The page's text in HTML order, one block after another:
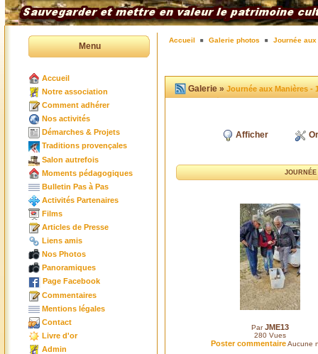
Menu
Accueil
Notre association
Comment adhérer
Nos activités
Démarches & Projets
Traditions provençales
Salon autrefois
Moments pédagogiques
Bulletin Pas à Pas
Activités Partenaires
Films
Articles de Presse
Liens amis
Nos Photos
Panoramiques
Page Facebook
Commentaires
Mentions légales
Contact
Livre d'or
Admin
Accueil Galerie photos Journée aux
Galerie »Journée aux Manières -
Afficher
ParJME13
280 Vues
Poster commentaireAucune